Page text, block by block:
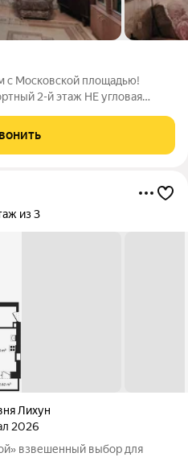
с Московской площадью!
2-й этаж. Во дворе
из 3
Лихун
2026
для